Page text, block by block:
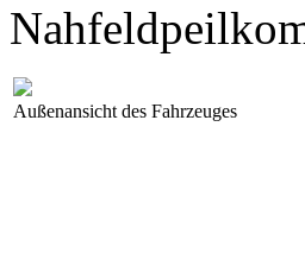
Außenansicht des Fahrzeuges